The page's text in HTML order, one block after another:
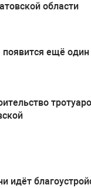
области
ещё
идёт